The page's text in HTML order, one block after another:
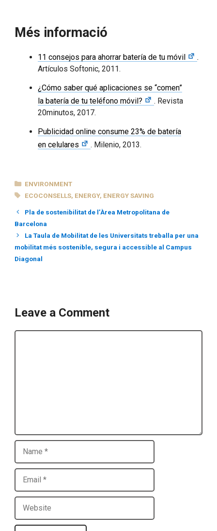
Més informació
11 consejos para ahorrar batería de tu móvil
.
Artículos Softonic, 2011.
¿Cómo saber qué aplicaciones se “comen”
la batería de tu teléfono móvil?
. Revista
20minutos, 2017.
Publicidad online consume 23% de batería
en celulares
. Milenio, 2013.
CATEGORIES
ENVIRONMENT
TAGS
ECOCONSELLS, ENERGY, ENERGY SAVING
Pla de sostenibilitat de l’Àrea Metropolitana de
Barcelona
La Taula de Mobilitat de les Universitats treballa per una
mobilitat més sostenible, segura i accessible al Campus
Diagonal
Leave a Comment
Name
Email
Website